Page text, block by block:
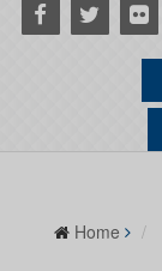
Facebook
Twitter Flickr
Home